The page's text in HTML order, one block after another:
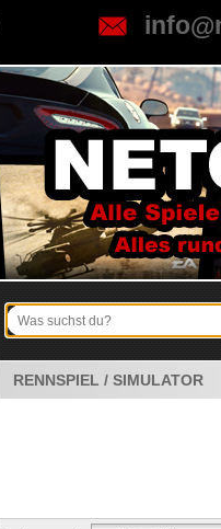
RENNSPIEL / SIMULATOR